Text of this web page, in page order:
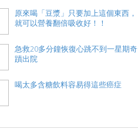
原來喝「豆漿」只要加上這個東西，
就可以營養翻倍吸收好！！
急救20多分鐘恢復心跳不到一星期奇
蹟出院
喝太多含糖飲料容易得這些癌症